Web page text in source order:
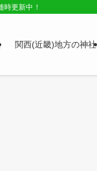
更新中！
関西(近畿)地方の神社